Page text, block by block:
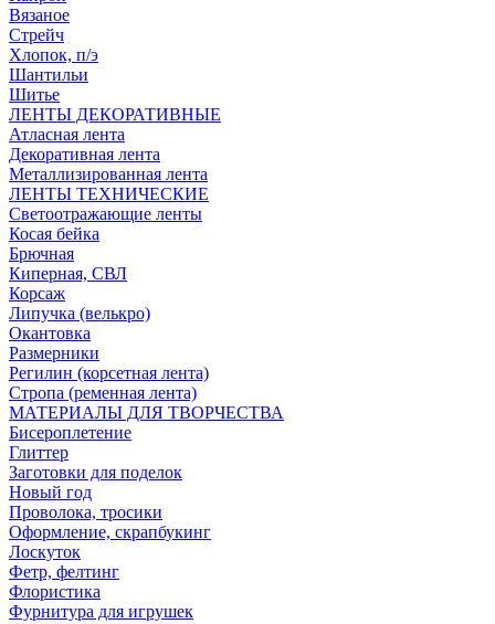
Вязаное
Стрейч
Хлопок, п/э
Шантильи
Шитье
ЛЕНТЫ ДЕКОРАТИВНЫЕ
Атласная лента
Декоративная лента
Металлизированная лента
ЛЕНТЫ ТЕХНИЧЕСКИЕ
Светоотражающие ленты
Косая бейка
Брючная
Киперная, СВЛ
Корсаж
Липучка (велькро)
Окантовка
Размерники
Регилин (корсетная лента)
Стропа (ременная лента)
МАТЕРИАЛЫ ДЛЯ ТВОРЧЕСТВА
Бисероплетение
Глиттер
Заготовки для поделок
Новый год
Проволока, тросики
Оформление, скрапбукинг
Лоскуток
Фетр, фелтинг
Флористика
Фурнитура для игрушек